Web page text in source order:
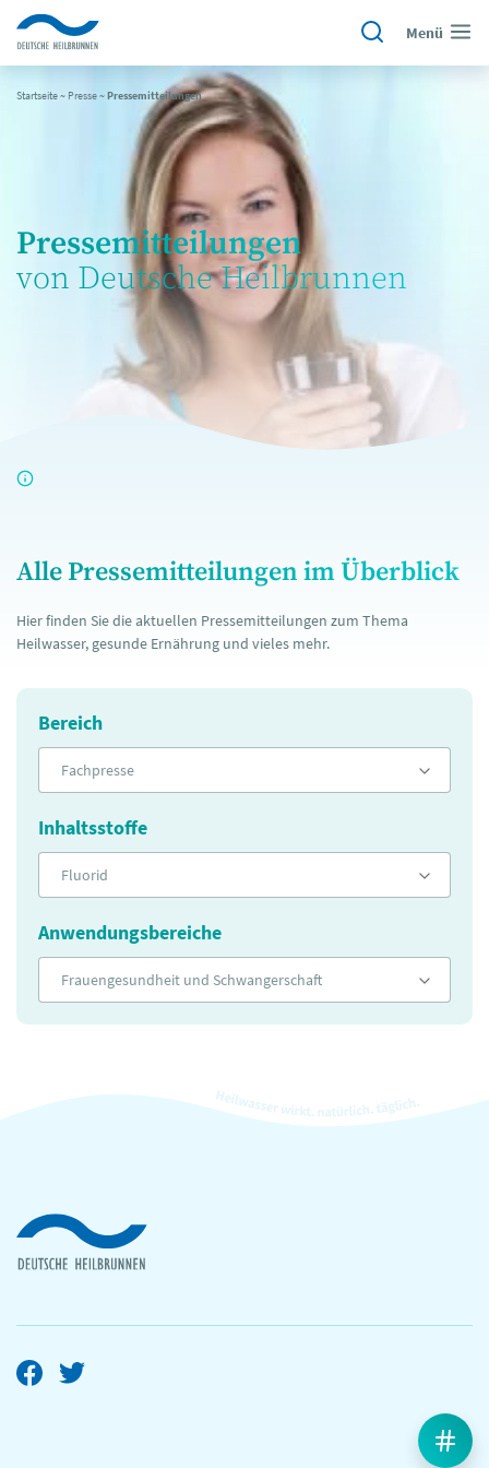
Menü
Startseite~ Presse~Pressemitteilungen
Pressemitteilungen
von Deutsche Heilbrunnen
Alle Pressemitteilungen im Überblick
Hier finden Sie die aktuellen Pressemitteilungen zum Thema
Heilwasser, gesunde Ernährung und vieles mehr.
Bereich
Fachpresse
Inhaltsstoffe
Fluorid
Anwendungsbereiche
Frauengesundheit und Schwangerschaft